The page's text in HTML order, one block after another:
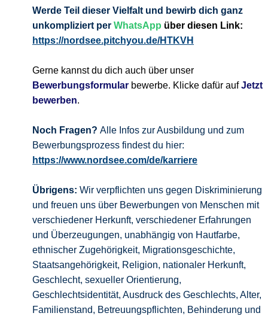
Werde Teil dieser Vielfalt und bewirb dich ganz
unkompliziert per WhatsApp über diesen Link:
https://nordsee.pitchyou.de/HTKVH
Gerne kannst du dich auch über unser
Bewerbungsformular bewerbe. Klicke dafür aufJetzt
bewerben.
Noch Fragen? Alle Infos zur Ausbildung und zum
Bewerbungsprozess findest du hier:
https://www.nordsee.com/de/karriere
Übrigens: Wir verpflichten uns gegen Diskriminierung
und freuen uns über Bewerbungen von Menschen mit
verschiedener Herkunft, verschiedener Erfahrungen
und Überzeugungen, unabhängig von Hautfarbe,
ethnischer Zugehörigkeit, Migrationsgeschichte,
Staatsangehörigkeit, Religion, nationaler Herkunft,
Geschlecht, sexueller Orientierung,
Geschlechtsidentität, Ausdruck des Geschlechts, Alter,
Familienstand, Betreuungspflichten, Behinderung und